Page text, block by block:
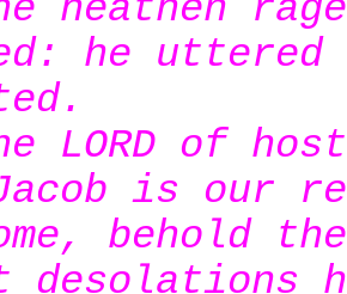
heathen
he
LORD of
is our
behold
desolations